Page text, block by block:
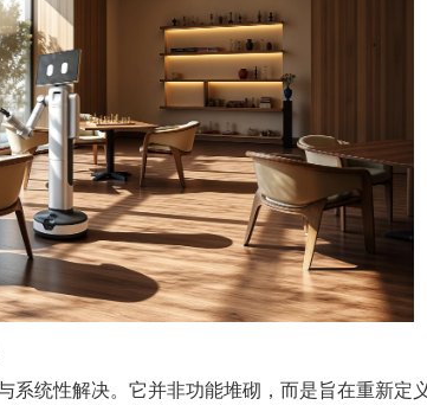
统性解决。它并非功能堆砌，而是旨在重新定